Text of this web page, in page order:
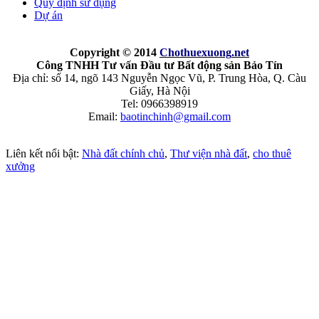
Dự án
Copyright © 2014 Chothuexuong.net
Công TNHH Tư vấn Đầu tư Bất động sản Bảo Tín
Địa chỉ: số 14, ngõ 143 Nguyễn Ngọc Vũ, P. Trung Hòa, Q. Càu
Giấy, Hà Nội
Tel: 0966398919
Email: baotinchinh@gmail.com
Liên kết nổi bật: Nhà đất chính chủ, Thư viện nhà đất, cho thuê
xưởng